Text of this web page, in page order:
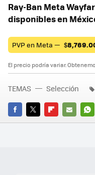
Ray-Ban Meta
disponibles en
PVP en Meta — $
El precio podría variar.
FACEBOOK
TWITTERFLIPBOARD
E-
TEMAS Selección